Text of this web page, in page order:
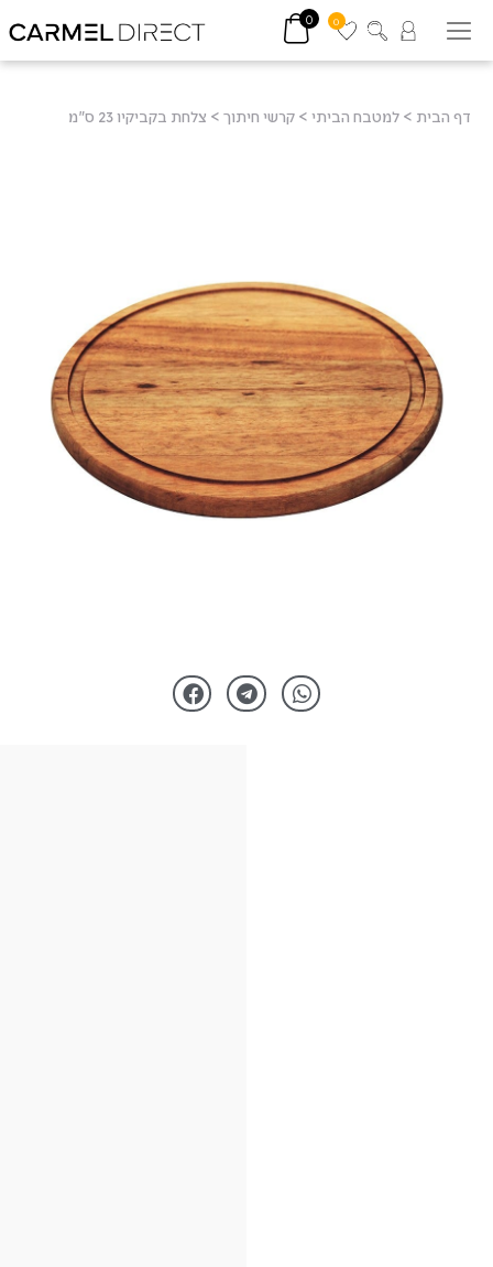
0
0
דף הבית > למטבח הביתי > קרשי חיתוך > צלחת בקביקיו 23 ס"מ